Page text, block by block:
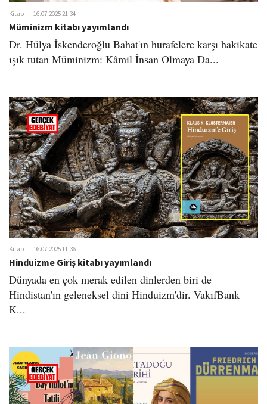
Kitap 16.07.2025 21:34
Müminizm kitabı yayımlandı
Dr. Hülya İskenderoğlu Bahat'ın hurafelere karşı hakikate
ışık tutan Müminizm: Kâmil İnsan Olmaya Da...
Kitap 16.07.2025 11:36
Hinduizme Giriş kitabı yayımlandı
Dünyada en çok merak edilen dinlerden biri de
Hindistan'ın geleneksel dini Hinduizm'dir. VakıfBank
K...